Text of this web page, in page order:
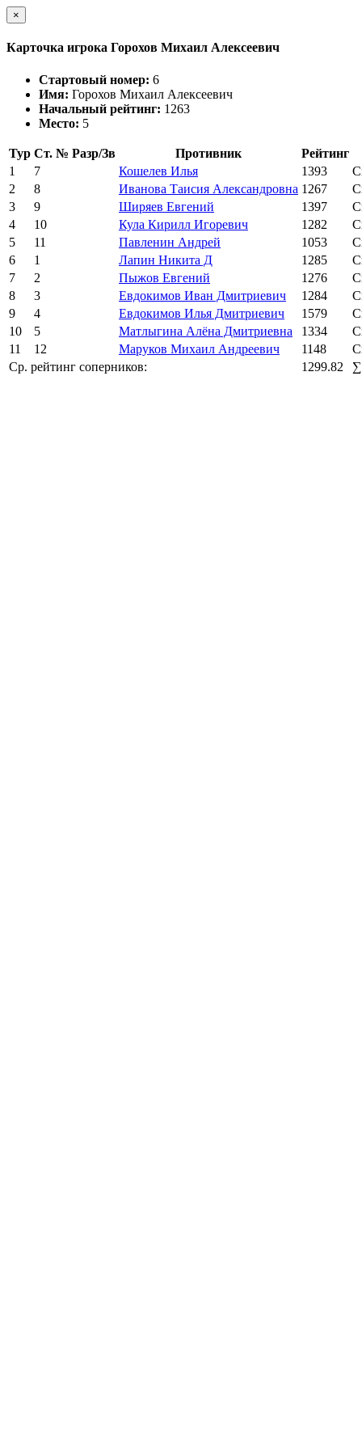
×
Карточка игрока Горохов Михаил Алексеевич
Стартовый номер: 6
Имя: Горохов Михаил Алексеевич
Начальный рейтинг: 1263
Место: 5
Тур Ст. № Разр/Зв Противник
Рейтинг
1
7 Кошелев Илья 1393
2
8 Иванова Таисия Александровна 1267
3
9 Ширяев Евгений 1397
4
10 Кула Кирилл Игоревич 1282
5
11 Павленин Андрей 1053
6
1 Лапин Никита Д 1285
7
2 Пыжов Евгений 1276
8
3 Евдокимов Иван Дмитриевич 1284
9
4 Евдокимов Илья Дмитриевич 1579
10
5 Матлыгина Алёна Дмитриевна 1334
11
12 Маруков Михаил Андреевич 1148
Ср. рейтинг соперников:
1299.82 ∑